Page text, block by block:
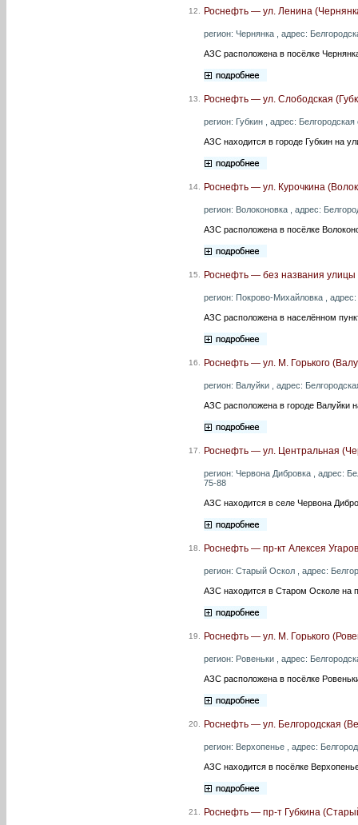
12. Роснефть — ул. Ленина
регион: Чернянка , адрес:
АЗС расположена в посёлке
13. Роснефть — ул. Слободская
регион: Губкин , адрес:
АЗС находится в городе Губкин на
14. Роснефть — ул. Курочкина
регион: Волоконовка , адрес:
АЗС расположена в посёлке
15. Роснефть — без названия
регион: Покрово-Михайловка ,
АЗС расположена в населённом
16. Роснефть — ул. М. Горького
регион: Валуйки , адрес:
АЗС расположена в городе Валуйки
17. Роснефть — ул. Центральная
регион: Червона Дибровка , адрес:
75-88
АЗС находится в селе Червона
18. Роснефть — пр-кт Алексея
регион: Старый Оскол , адрес:
АЗС находится в Старом Осколе на
19. Роснефть — ул. М. Горького
регион: Ровеньки , адрес:
АЗС расположена в посёлке
20. Роснефть — ул. Белгородская
регион: Верхопенье , адрес:
АЗС находится в посёлке
21. Роснефть — пр-т Губкина